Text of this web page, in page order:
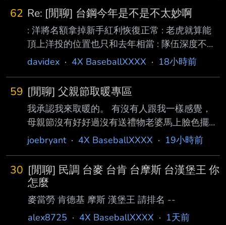
真的壞了了 : : 今年台鋼是不是很難拚A級了呀 :
沒想到下半季才打了1/3 : 就因為龍王頂不上輪
值和洋投後勁大幅衰退 : 讓台鋼保住前三戰績岌
岌可危 : 況且下半季樂天那麼兇 : 台鋼想挺進季
後賽說不定還得超車富邦 : 看來短期還是得湊出
三名頂級洋投來風火輪啊 : 今年要不是老虎和左
江比以往超常
62 Re: [閒聊] 台鋼今年是不是不太妙啊
: 洋將名額拿掉新手紅利恢復正常 : 老虎就算能
頂上洋投的位置也只和去年相當 : 隊伍深度不足
的問題今年將受到嚴苛考驗 : 而龍王看來是真的
下半季才打了1/3 就因為龍王頂不上輪值和洋投
後勁大幅衰退 讓台鋼保住前三戰績岌岌可危 況
且下半季樂天那麼兇 台鋼想挺進季後賽說不定
還得超車富邦 看來短期還是得湊出三名頂級洋
投來風火輪啊 今年要不是老虎和左江比以往超
常發揮 台鋼甚至有可能比去年還慘 --
davidex · 4X BaseballXXXX · 18小時前
59 [閒聊] 父親節取暖專區
我承認我來取暖的。 有沒有人跟我一樣感覺，
母親節沒有好好過沒有送禮物老婆馬上臉色擺出
來，跟其他母親一起過還會被說沒誠意。 父親
3000應該不算過分吧）不敢說，最後一家四口
1000元解決父親節大餐。 沒了，就這樣。 沒什
麼人重視的父親節。 好啦，至少我還有1000元
的父親節餐，至少兩個小孩還寫了卡片送我。我
是不是該滿足了？ ----- Sent from JPTT on my
joebryant· 4X BaseballXXXX · 19小時前
30 [閒聊] 民調 台麥 台肯 台摩斯 台漢堡王 你
怎麼
麥當勞 肯德基 摩斯 漢堡王 請排名 --
alex8725 · 4X BaseballXXXX · 1天前